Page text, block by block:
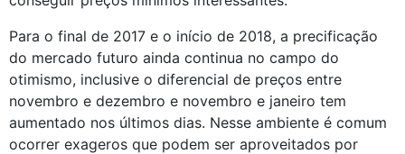
Para o final de 2017 e o início de 2018, a precificação
do mercado futuro ainda continua no campo do
otimismo, inclusive o diferencial de preços entre
novembro e dezembro e novembro e janeiro tem
aumentado nos últimos dias. Nesse ambiente é comum
ocorrer exageros que podem ser aproveitados por